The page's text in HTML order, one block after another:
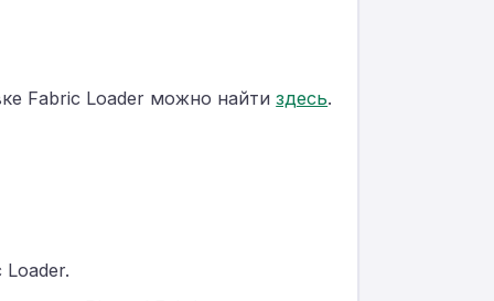
Fabric Loader можно найтиздесь.